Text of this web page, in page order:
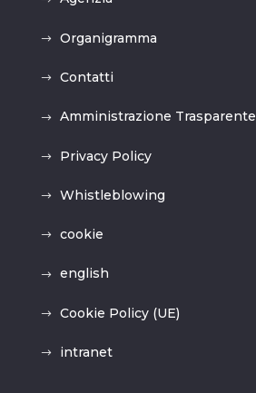
Organigramma
Contatti
Amministrazione Trasparente
Privacy Policy
Whistleblowing
cookie
english
Cookie Policy (UE)
intranet